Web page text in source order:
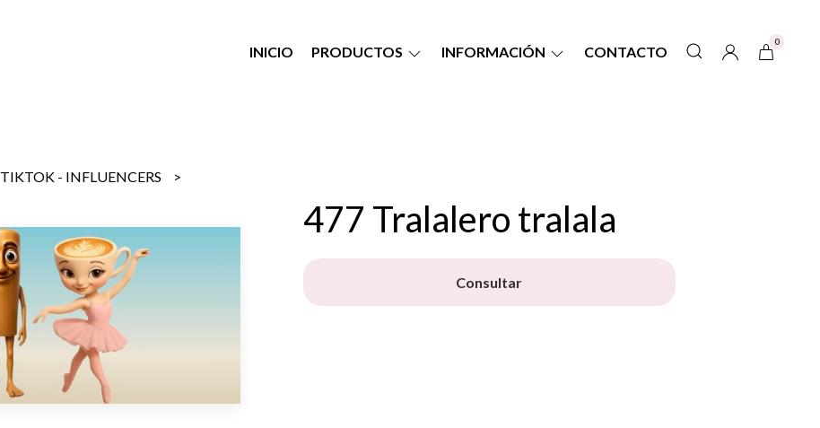
INICIO PRODUCTOS INFORMACIÓN CONTACTO
0
TIKTOK - INFLUENCERS
477 Tralalero tralala
Consultar